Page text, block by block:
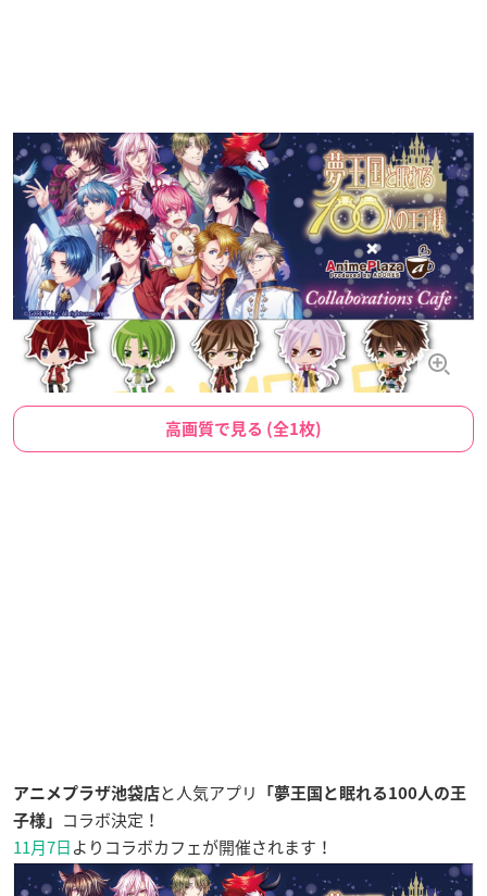
高画質で見る (全1枚)
アニメプラザ池袋店と人気アプリ
「夢王国と眠れる100人の王
子様」
コラボ決定！
11月7日よりコラボカフェが開催されます！